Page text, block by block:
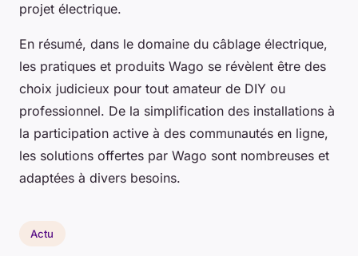
projet électrique.
En résumé, dans le domaine du câblage électrique,
les pratiques et produits Wago se révèlent être des
choix judicieux pour tout amateur de DIY ou
professionnel. De la simplification des installations à
la participation active à des communautés en ligne,
les solutions offertes par Wago sont nombreuses et
adaptées à divers besoins.
Actu